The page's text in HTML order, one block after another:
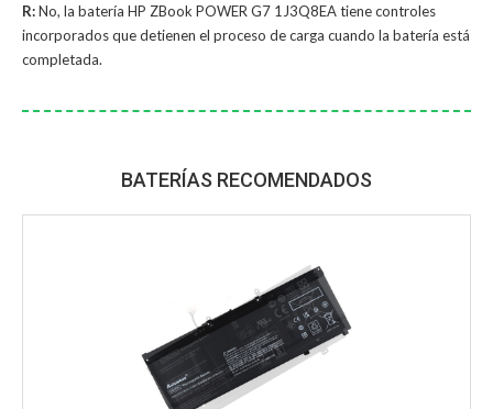
R:No, la batería HP ZBook POWER G7 1J3Q8EAtiene controles
incorporados que detienen el proceso de carga cuando la batería está
completada.
BATERÍAS RECOMENDADOS